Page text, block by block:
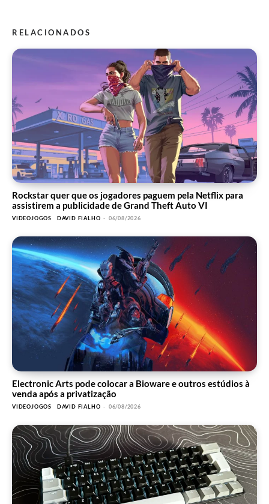
RELACIONADOS
Rockstar quer que os jogadores paguem pela Netflix para
assistirem a publicidade de Grand Theft Auto VI
VIDEOJOGOS DAVID FIALHO - 06/08/2026
Electronic Arts pode colocar a Bioware e outros estúdios à
venda após a privatização
VIDEOJOGOS DAVID FIALHO - 06/08/2026